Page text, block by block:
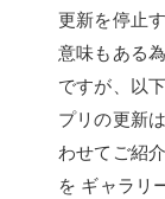
更新を停止
意味もある
ですが、以
プリの更新
わせてご紹
を ギャラリ